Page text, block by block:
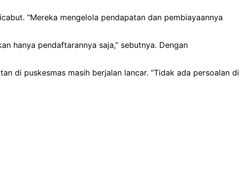
“Mereka mengelola pendapatan dan pembiayaannya
hanya pendaftarannya saja,” sebutnya. Dengan
di puskesmas masih berjalan lancar. “Tidak ada persoalan di